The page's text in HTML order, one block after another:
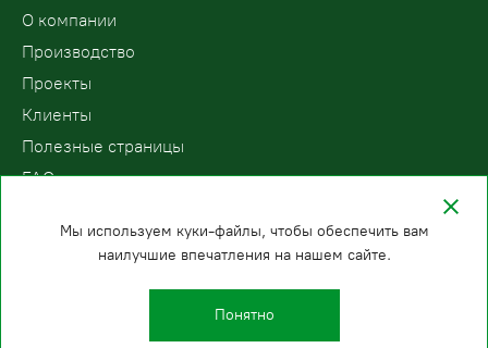
О компании
Производство
Проекты
Клиенты
Полезные страницы
FAQ
8 (800) 200-78-15
E-mail:
Мы используем куки-файлы, чтобы обеспечить вам
наилучшие впечатления на нашем сайте.
Понятно